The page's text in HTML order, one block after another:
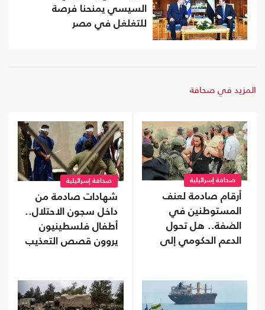
السيسي يمنحنا فرصة
للتغلغل في مصر
المزيد في صحافة
صحافة إسرائيلية
أرقام صادمة لعنف
المستوطنين في
الضفة.. هل تحول
الدعم الحكومي إلى
صحافة إسرائيلية
شهادات صادمة من
داخل سجون الاحتلال..
أطفال فلسطينيون
يروون قصص التعذيب